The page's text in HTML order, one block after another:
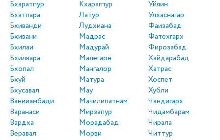
Бхаратпур
Бхатпара
Бхиванди
Бхивани
Бхилаи
Бхилвара
Бхопал
Бхуй
Бхусавал
Ванииамбади
Варанаси
Вардха
Веравал
Кхарагпур
Латур
Лудхиана
Мадрас
Мадурай
Малегаон
Мангалор
Матура
Мау
Мачилипатнам
Мирзапур
Морадабад
Морви
Уйяин
Улхаснагар
Фаизабад
Фатехгарх
Фирозабад
Хайдарабад
Хатрас
Хоспет
Хубли
Чандигарх
Чидамбарам
Чирала
Читтур